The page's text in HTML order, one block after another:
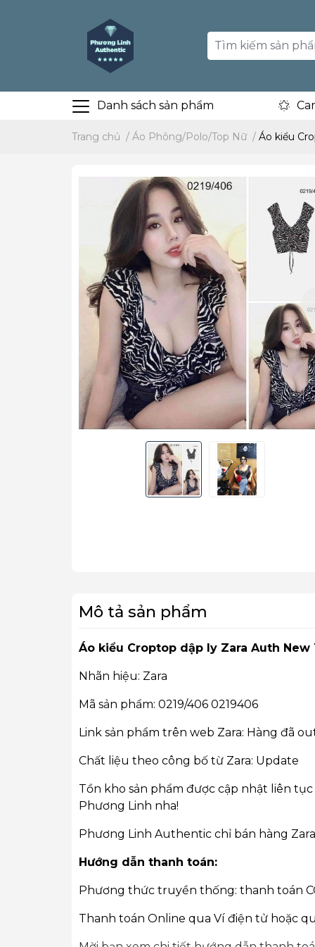
Danh sách sản phẩm
Trang chủ / Áo Phông/Polo/Top Nữ / Áo kiểu
Mô tả sản phẩm
Áo kiểu Croptop dập ly Zara Auth New
Nhãn hiệu: Zara
Mã sản phẩm: 0219/406 0219406
Link sản phẩm trên web Zara: Hàng đã
Chất liệu theo công bố từ Zara: Update
Tồn kho sản phẩm được cập nhật liên
Phương Linh nha!
Phương Linh Authentic chỉ bán hàng
Hướng dẫn thanh toán:
Phương thức truyền thống: thanh toán
Thanh toán Online qua Ví điện tử hoặc